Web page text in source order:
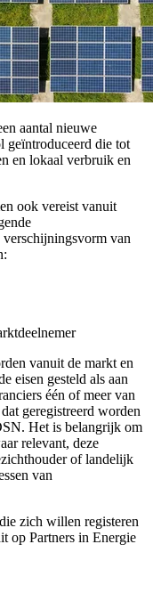
aantal nieuwe
geïntroduceerd die tot
en lokaal verbruik en
ook vereist vanuit
van
vanuit de markt en
eisen gesteld als aan
één of meer van
geregistreerd worden
Het is belangrijk om
relevant, deze
of landelijk
van
zich willen registeren
op Partners in Energie